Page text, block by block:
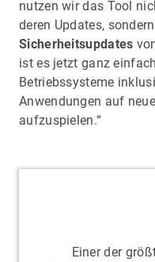
nutzen wir das Tool
deren Updates,
Sicherheitsupdates
ist es jetzt ganz
Betriebssysteme
Anwendungen auf
aufzuspielen.“
Einer der